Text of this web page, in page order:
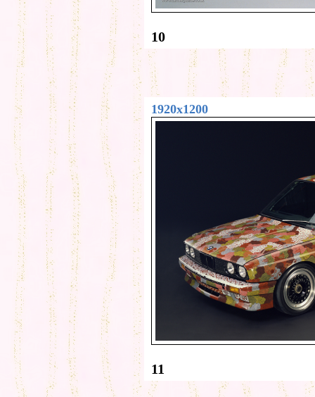
10
1920x1200
11